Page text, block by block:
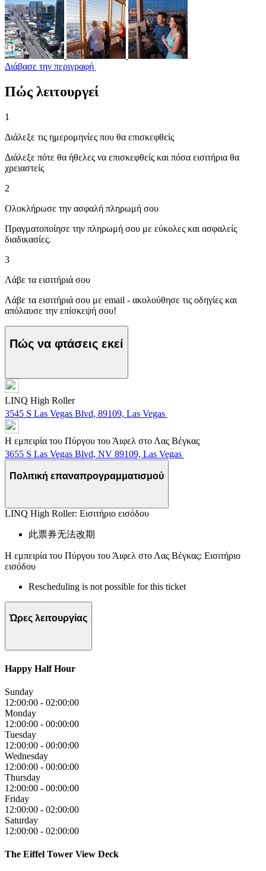
Διάβασε την περιγραφή
Πώς λειτουργεί
1
Διάλεξε τις ημερομηνίες που θα επισκεφθείς
Διάλεξε πότε θα ήθελες να επισκεφθείς και πόσα εισιτήρια θα
χρειαστείς
2
Ολοκλήρωσε την ασφαλή πληρωμή σου
Πραγματοποίησε την πληρωμή σου με εύκολες και ασφαλείς
διαδικασίες.
3
Λάβε τα εισιτήριά σου
Λάβε τα εισιτήριά σου με email - ακολούθησε τις οδηγίες και
απόλαυσε την επίσκεψή σου!
Πώς να φτάσεις εκεί
LINQ High Roller
3545 S Las Vegas Blvd, 89109, Las Vegas
Η εμπειρία του Πύργου του Άιφελ στο Λας Βέγκας
3655 S Las Vegas Blvd, NV 89109, Las Vegas
Πολιτική επαναπρογραμματισμού
LINQ High Roller: Εισιτήριο εισόδου
此票券无法改期
Η εμπειρία του Πύργου του Άιφελ στο Λας Βέγκας: Εισιτήριο
εισόδου
Rescheduling is not possible for this ticket
Ώρες λειτουργίας
Happy Half Hour
Sunday
12:00:00 - 02:00:00
Monday
12:00:00 - 00:00:00
Tuesday
12:00:00 - 00:00:00
Wednesday
12:00:00 - 00:00:00
Thursday
12:00:00 - 00:00:00
Friday
12:00:00 - 02:00:00
Saturday
12:00:00 - 02:00:00
The Eiffel Tower View Deck